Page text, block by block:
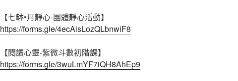
【七缽•月靜心-團體靜心活動】
https://forms.gle/4ecAisLozQLbnwiF8
【閱讀心靈-紫微斗數初階課】
https://forms.gle/3wuLmYF7iQH8AhEp9